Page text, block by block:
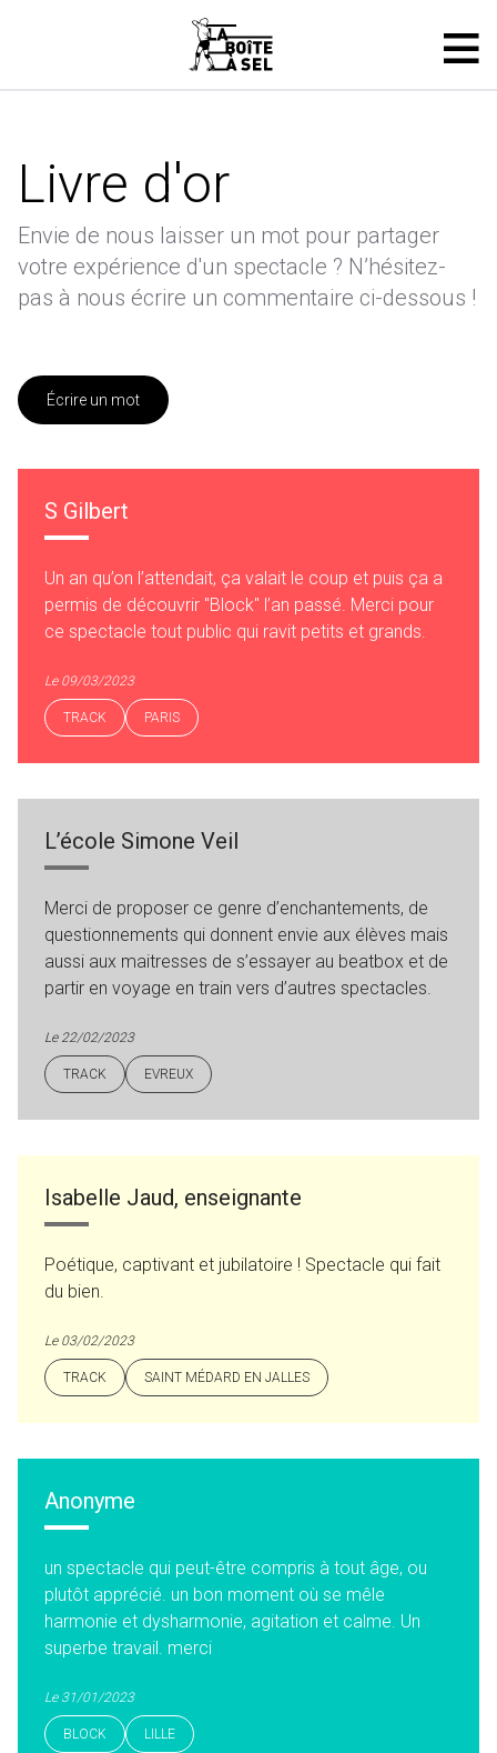
Livre d'or
Envie de nous laisser un mot pour partager
votre expérience d'un spectacle ? N’hésitez-
pas à nous écrire un commentaire ci-dessous !
Écrire un mot
S Gilbert
Un an qu’on l’attendait, ça valait le coup et puis ça a
permis de découvrir "Block" l’an passé. Merci pour
ce spectacle tout public qui ravit petits et grands.
Le 09/03/2023
TRACK PARIS
L’école Simone Veil
Merci de proposer ce genre d’enchantements, de
questionnements qui donnent envie aux élèves mais
aussi aux maitresses de s’essayer au beatbox et de
partir en voyage en train vers d’autres spectacles.
Le 22/02/2023
TRACK EVREUX
Isabelle Jaud, enseignante
Poétique, captivant et jubilatoire ! Spectacle qui fait
du bien.
Le 03/02/2023
TRACK SAINT MÉDARD EN JALLES
Anonyme
un spectacle qui peut-être compris à tout âge, ou
plutôt apprécié. un bon moment où se mêle
harmonie et dysharmonie, agitation et calme. Un
superbe travail. merci
Le 31/01/2023
BLOCK LILLE